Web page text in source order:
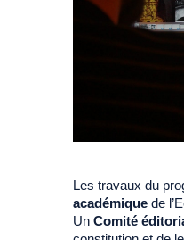
Les travaux du
académique de
Un Comité